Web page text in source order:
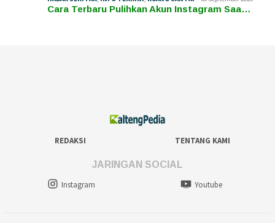
Cara Terbaru Pulihkan Akun Instagram Saa…
REDAKSI TENTANG KAMI
JARINGAN SOCIAL
Instagram
Youtube